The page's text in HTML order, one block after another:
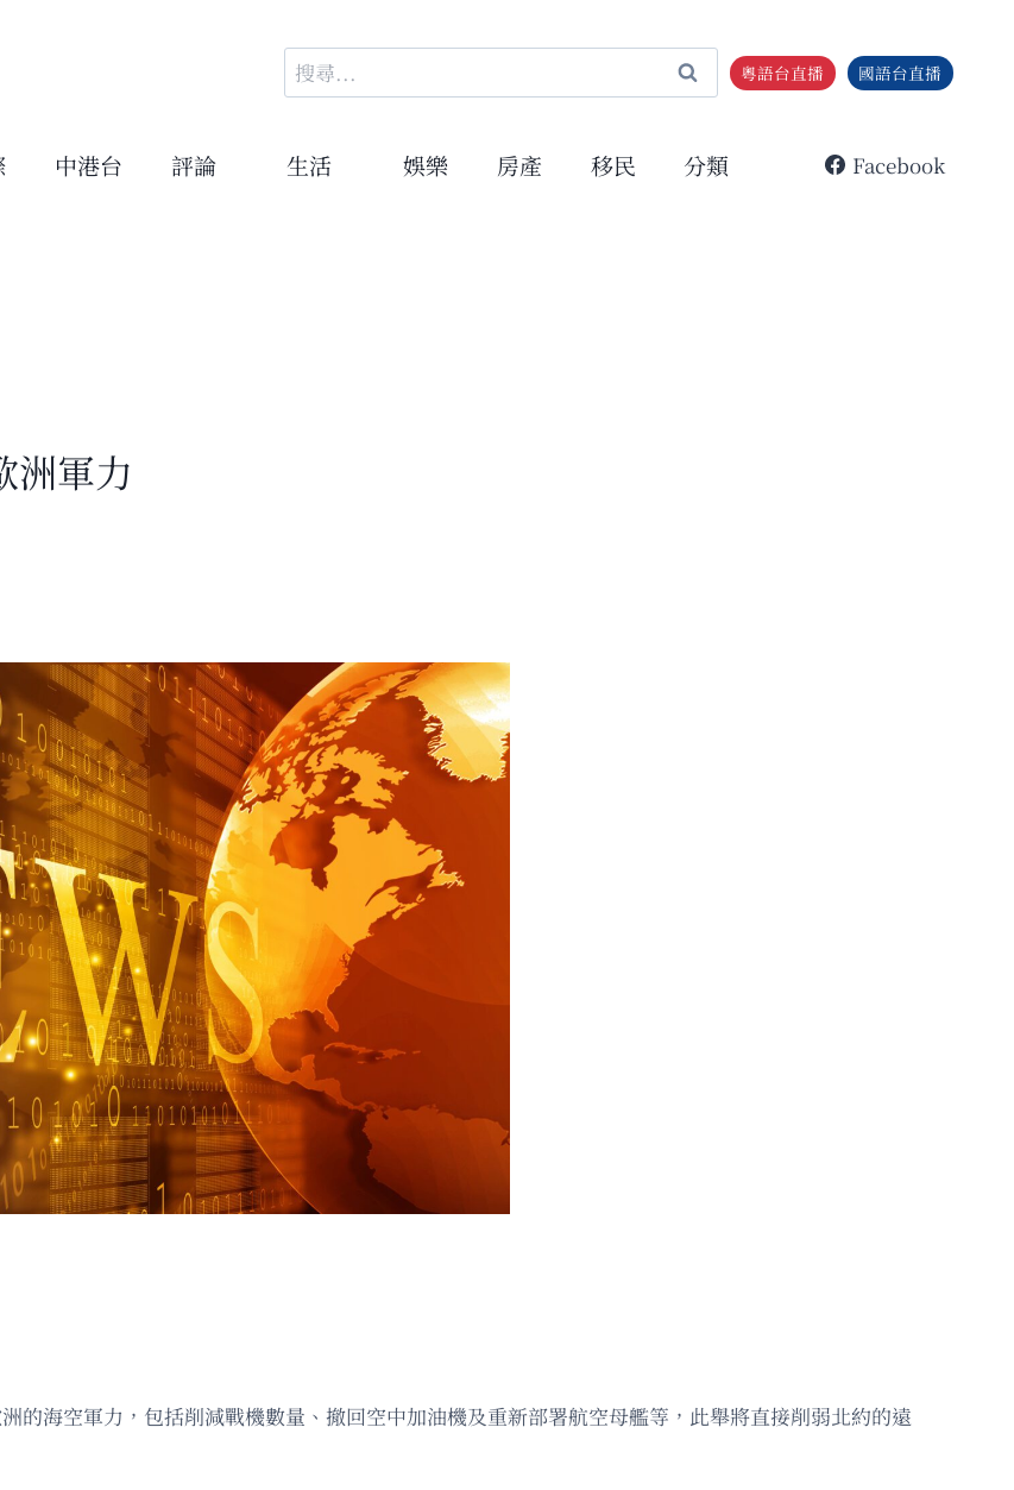
搜
尋
鍵
粵語台直播 國語台直播
中港台 評論 生活 娛樂 房產 移民 分類 Facebook
洲軍力
的海空軍力，包括削減戰機數量、撤回空中加油機及重新部署航空母艦等，此舉將直接削弱北約的遠